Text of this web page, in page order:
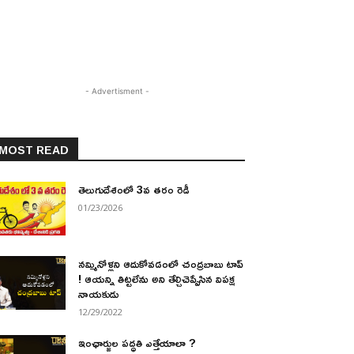
- Advertisment -
READ
తెలుగుదేశంలో 3వ తరం రెడీ
01/23/2026
నమ్మినోళ్లని ఆదుకోవడంలో చంద్రబాబు టాప్
! ఆయన్ని తిట్టలేను అని తేల్చిచెప్పేసిన విపక్ష
నాయకుడు
12/29/2022
ఇంఛార్జుల పద్ధతి ఎత్తేయాలా ?